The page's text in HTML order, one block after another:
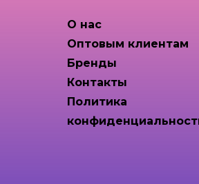
О нас
Оптовым клиентам
Бренды
Контакты
Политика